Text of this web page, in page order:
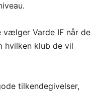
vælger Varde IF når de
hvilken klub de vil
tilkendegivelser,